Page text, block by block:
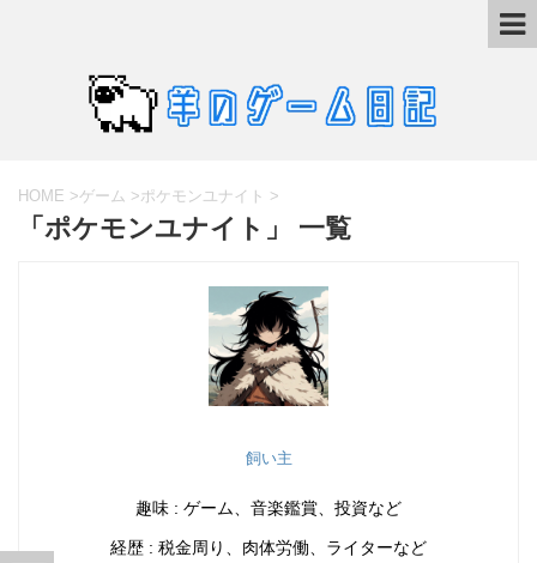
HOME >ゲーム >ポケモンユナイト >
「ポケモンユナイト」 一覧
飼い主
趣味 : ゲーム、音楽鑑賞、投資など
経歴 : 税金周り、肉体労働、ライターなど